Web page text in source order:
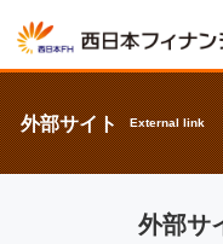
外部サイト External link
外部サ